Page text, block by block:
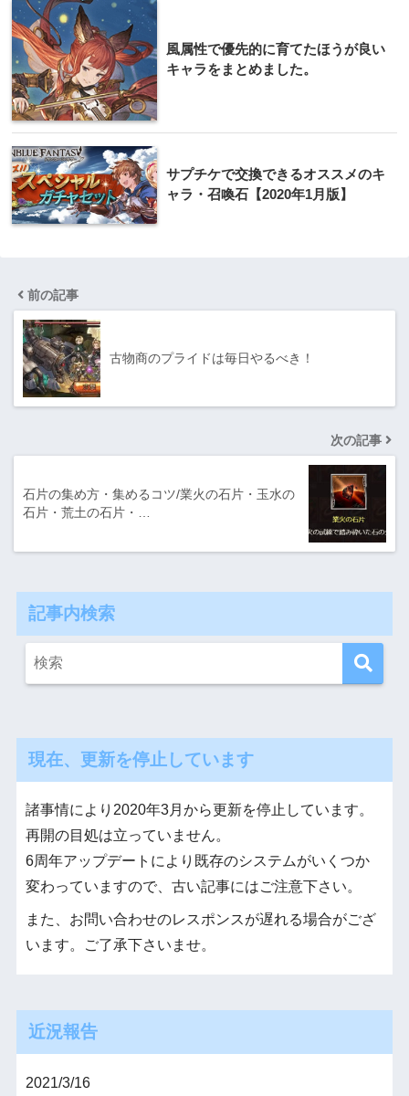
風属性で優先的に育てたほうが良い
キャラをまとめました。
サプチケで交換できるオススメのキ
ャラ・召喚石【2020年1月版】
前の記事
古物商のプライドは毎日やるべき！
次の記事
石片の集め方・集めるコツ/業火の石片・玉水の
石片・荒土の石片・…
記事内検索
現在、更新を停止しています
諸事情により2020年3月から更新を停止しています。
再開の目処は立っていません。
6周年アップデートにより既存のシステムがいくつか
変わっていますので、古い記事にはご注意下さい。
また、お問い合わせのレスポンスが遅れる場合がござ
います。ご了承下さいませ。
近況報告
2021/3/16